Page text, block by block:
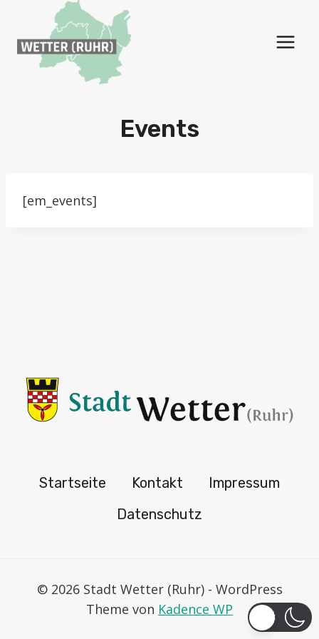
springen
Events
[em_events]
Startseite Kontakt
Impressum
Datenschutz
© 2026 Stadt Wetter (Ruhr) - WordPress
Theme von Kadence WP